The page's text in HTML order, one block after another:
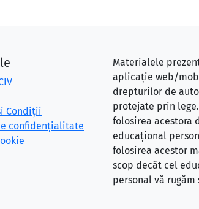
Condiții
confidențialitate
Materialele
aplicație web/
drepturilor de
protejate prin
folosirea acestora
educațional
folosirea acestor
scop decât cel
personal vă